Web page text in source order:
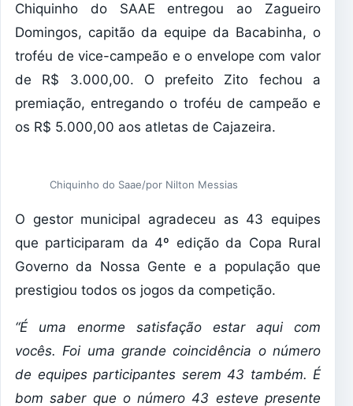
Chiquinho do SAAE entregou ao Zagueiro
Domingos, capitão da equipe da Bacabinha, o
troféu de vice-campeão e o envelope com valor
de R$ 3.000,00. O prefeito Zito fechou a
premiação, entregando o troféu de campeão e
os R$ 5.000,00 aos atletas de Cajazeira.
Chiquinho do Saae/por Nilton Messias
O gestor municipal agradeceu as 43 equipes
que participaram da 4º edição da Copa Rural
Governo da Nossa Gente e a população que
prestigiou todos os jogos da competição.
“É uma enorme satisfação estar aqui com
vocês. Foi uma grande coincidência o número
de equipes participantes serem 43 também. É
bom saber que o número 43 esteve presente